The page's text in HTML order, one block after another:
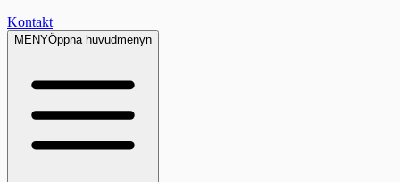
Kontakt
MENYÖppna huvudmenyn